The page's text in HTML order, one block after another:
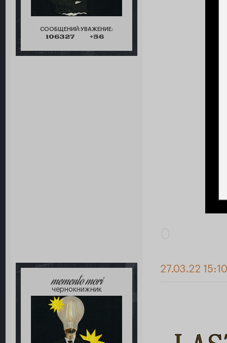
СООБЩЕНИЙ:
106327
УВАЖЕНИЕ:
+56
memento mori
чернокнижник
27.03.22